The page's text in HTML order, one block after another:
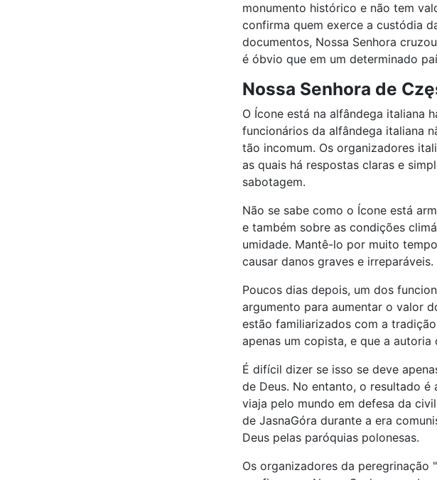
monumento histórico e não tem
confirma quem exerce a custódia
documentos, Nossa Senhora
é óbvio que em um determinado
Nossa Senhora de
O Ícone está na alfândega italiana
funcionários da alfândega italiana
tão incomum. Os organizadores
as quais há respostas claras e
sabotagem.
Não se sabe como o Ícone está
e também sobre as condições
umidade. Mantê-lo por muito
causar danos graves e irreparáveis.
Poucos dias depois, um dos
argumento para aumentar o valor
estão familiarizados com a
apenas um copista, e que a
É difícil dizer se isso se deve
de Deus. No entanto, o resultado é
viaja pelo mundo em defesa da
de JasnaGóra durante a era
Deus pelas paróquias polonesas.
Os organizadores da peregrinação